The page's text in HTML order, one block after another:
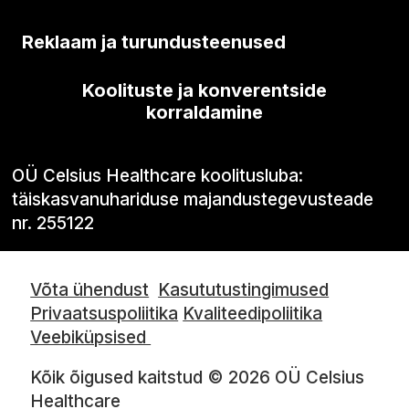
Reklaam ja turundusteenused
Koolituste ja konverentside
korraldamine
OÜ Celsius Healthcare koolitusluba:
täiskasvanuhariduse majandustegevusteade
nr. 255122
Võta ühendust Kasututustingimused
Privaatsuspoliitika Kvaliteedipoliitika
Veebiküpsised
Kõik õigused kaitstud © 2026 OÜ Celsius
Healthcare